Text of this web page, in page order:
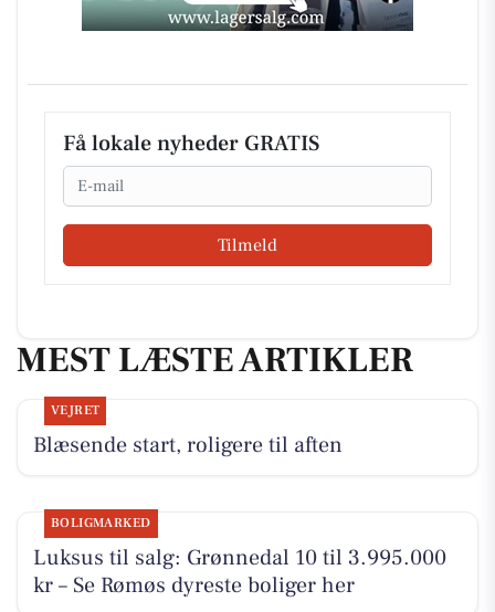
Få lokale nyheder GRATIS
Email
Tilmeld
MEST LÆSTE ARTIKLER
VEJRET
Blæsende start, roligere til aften
BOLIGMARKED
Luksus til salg: Grønnedal 10 til 3.995.000
kr – Se Rømøs dyreste boliger her